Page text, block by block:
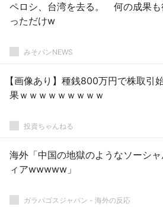
ペロシ、台湾を去る。 何の成果も
っただけw
みそパンNEWS
【画像あり】種銭800万円で株取引
果ｗｗｗｗｗｗｗｗｗ
投資ちゃんねる
海外「中国の地獄のようなソーシ
ィアwwwww」
ガラパゴスジャパン - 海外の反応